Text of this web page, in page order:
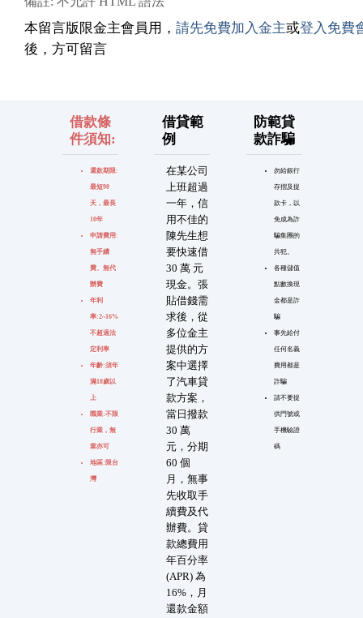
本留言版限金主會員用， 請先免費加入金主或登入免費
後，方可留言
借款條
件須知:
還款期限:
最短90
天，最長
10年
申請費用:
無手續
費、無代
辦費
年利
率:2~16%
不超過法
定利率
年齡:須年
滿18歲以
上
職業:不限
行業，無
業亦可
地區:限台
灣
借貸範
例
在某公司
上班超過
一年，信
用不佳的
陳先生想
要快速借
30 萬 元
現金。張
貼借錢需
求後，從
多位金主
提供的方
案中選擇
了汽車貸
款方案，
當日撥款
30 萬
元，分期
60 個
月，無事
先收取手
續費及代
辦費。貸
款總費用
年百分率
(APR) 為
16%，月
還款金額
防範貸
款詐騙
勿給銀行
存摺及提
款卡，以
免成為詐
騙集團的
共犯。
各種儲值
點數換現
金都是詐
騙
事先給付
任何名義
費用都是
詐騙
請不要提
供門號或
手機驗證
碼